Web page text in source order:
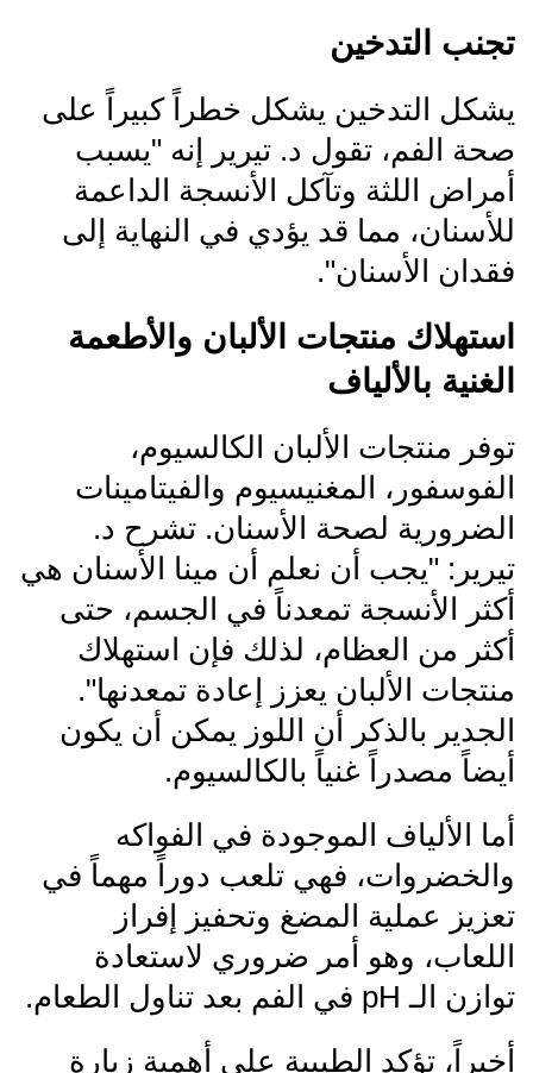
تجنب التدخين
يشكل التدخين يشكل خطراً كبيراً على
صحة الفم، تقول د. تيرير إنه "يسبب
أمراض اللثة وتآكل الأنسجة الداعمة
للأسنان، مما قد يؤدي في النهاية إلى
فقدان الأسنان".
استهلاك منتجات الألبان والأطعمة
الغنية بالألياف
توفر منتجات الألبان الكالسيوم،
الفوسفور، المغنيسيوم والفيتامينات
الضرورية لصحة الأسنان. تشرح د.
تيرير: "يجب أن نعلم أن مينا الأسنان هي
أكثر الأنسجة تمعدناً في الجسم، حتى
أكثر من العظام، لذلك فإن استهلاك
منتجات الألبان يعزز إعادة تمعدنها".
الجدير بالذكر أن اللوز يمكن أن يكون
أيضاً مصدراً غنياً بالكالسيوم.
أما الألياف الموجودة في الفواكه
والخضروات، فهي تلعب دوراً مهماً في
تعزيز عملية المضغ وتحفيز إفراز
اللعاب، وهو أمر ضروري لاستعادة
توازن الـ pH في الفم بعد تناول الطعام.
أخيراً، تؤكد الطبيبة على أهمية زيارة